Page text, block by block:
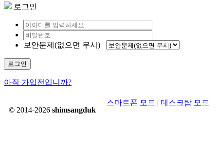
로그인
보안문제(없으면 무시)
로그인
아직 가입전입니까?
© 2014-2026 shimsangduk
스마트폰 모드 | 데스크탑 모드